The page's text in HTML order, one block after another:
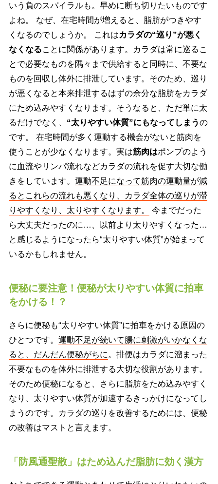
いう負のスパイラルも。早めに断ち切りたいものです
よね。 なぜ、在宅時間が増えると、脂肪がつきやす
くなるのでしょうか。 これはカラダの“巡り”が悪く
なくなることに関係があります。カラダは常に巡るこ
とで必要なものを隅々まで供給すると同時に、不要な
ものを回収し体外に排泄しています。そのため、巡り
が悪くなると本来排泄するはずの余分な脂肪をカラダ
にため込みやすくなります。そうなると、ただ単に太
るだけでなく、 “太りやすい体質”にもなってしまうの
です。 在宅時間が多く運動する機会がないと筋肉を
使うことが少なくなります。実は筋肉はポンプのよう
に血流やリンパ流れなどカラダの流れを促す大切な働
きをしています。 運動不足になって筋肉の運動量が減
るとこれらの流れも悪くなり、カラダ全体の巡りが滞
りやすくなり、太りやすくなります。
今までだった
ら大丈夫だったのに…、以前より太りやすくなった…
と感じるようになったら“太りやすい体質”が始まって
いるかもしれません。
便秘に要注意！便秘が太りやすい体質に拍車
をかける！？
さらに便秘も“太りやすい体質”に拍車をかける原因の
ひとつです。 運動不足が続いて腸に刺激がいかなくな
ると、だんだん便秘がちに。排便はカラダに溜まった
不要なものを体外に排泄する大切な役割があります。
そのため便秘になると、さらに脂肪をため込みやすく
なり、太りやすい体質が加速するきっかけになってし
まうのです。カラダの巡りを改善するためには、便秘
の改善はマストと言えます。
「防風通聖散」はため込んだ脂肪に効く漢方